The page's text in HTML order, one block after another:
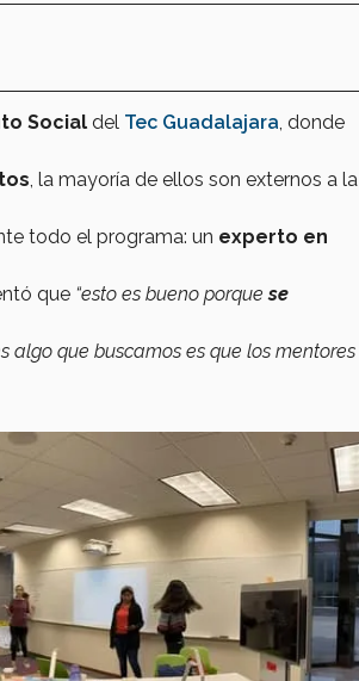
Social del Tec Guadalajara , donde
, la mayoría de ellos son externos a la
todo el programa: un experto en
que “esto es bueno porque se
algo que buscamos es que los mentores